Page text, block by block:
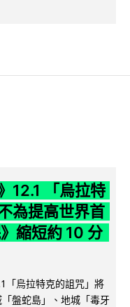
12.1 「烏拉特
為提高世界首
縮短約 10 分
「烏拉特克的詛咒」將
盤蛇島」、地城「毒牙